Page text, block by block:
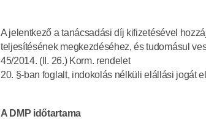
A jelentkező a tanácsadási díj kifizetésével
teljesítésének megkezdéséhez, és tudomásul
45/2014. (II. 26.) Korm. rendelet
20. §-ban foglalt, indokolás nélküli elállási jogát
A DMP időtartama